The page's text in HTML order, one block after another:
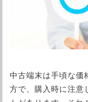
中古端末は手頃な価
方で、購入時に注意